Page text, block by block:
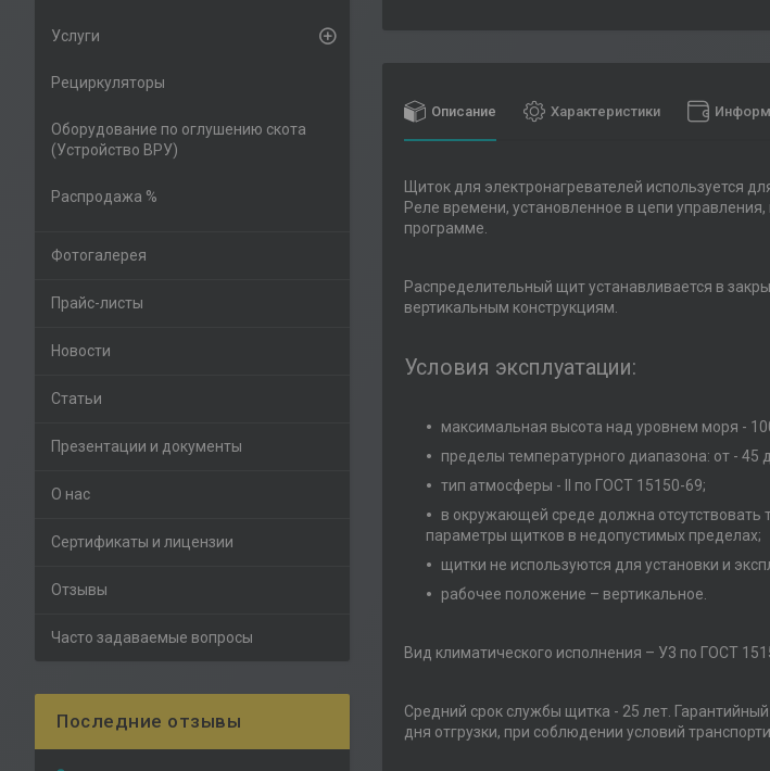
Описание Характеристики
Щиток для электронагревателей используется
Реле времени, установленное в цепи
программе.
Распределительный щит устанавливается в
вертикальным конструкциям.
Условия эксплуатации:
максимальная высота над уровнем моря -
пределы температурного диапазона: от - 45
тип атмосферы - II по ГОСТ 15150-69;
в окружающей среде должна
параметры щитков в недопустимых пределах;
щитки не используются для установки и
рабочее положение – вертикальное.
Вид климатического исполнения – У3 по ГОСТ
Средний срок службы щитка - 25 лет.
дня отгрузки, при соблюдении условий
Услуги
Рециркуляторы
Оборудование по оглушению скота
(Устройство ВРУ)
Распродажа %
Фотогалерея
Прайс-листы
Новости
Статьи
Презентации и документы
О нас
Сертификаты и лицензии
Отзывы
Часто задаваемые вопросы